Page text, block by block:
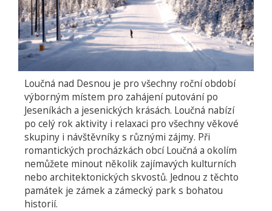
Loučná nad Desnou je pro všechny roční období
výborným místem pro zahájení putování po
Jeseníkách a jesenických krásách. Loučná nabízí
po celý rok aktivity i relaxaci pro všechny věkové
skupiny i návštěvníky s různými zájmy. Při
romantických procházkách obcí Loučná a okolím
nemůžete minout několik zajímavých kulturních
nebo architektonických skvostů. Jednou z těchto
památek je zámek a zámecký park s bohatou
historií.